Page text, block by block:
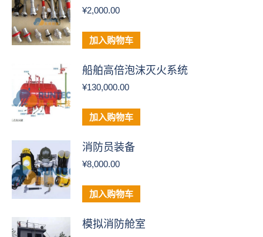
¥2,000.00
加入购物车
船舶高倍泡沫灭火系统
¥130,000.00
加入购物车
消防员装备
¥8,000.00
加入购物车
模拟消防舱室